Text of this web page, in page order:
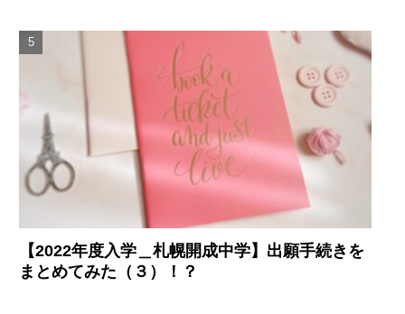
【2022年度入学＿札幌開成中学】出願手続きを
まとめてみた（３）！？